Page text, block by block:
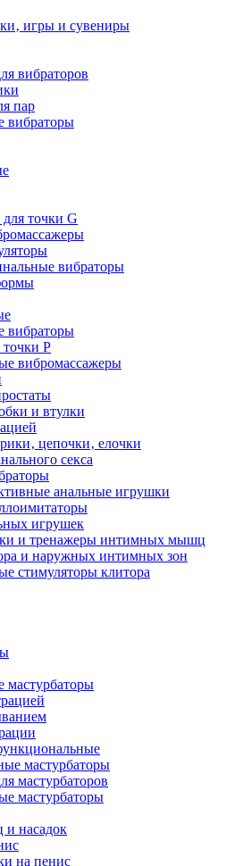
игры и сувениры
вибраторов
пар
вибраторы
точки G
вибраторы
вибраторы
P
вибромассажеры
и втулки
цепочки‚ елочки
секса
анальные игрушки
игрушек
и тренажеры интимных мышц
и наружных интимных зон
стимуляторы клитора
мастурбаторы
мастурбаторы
мастурбаторов
мастурбаторы
и насадок
на пенис